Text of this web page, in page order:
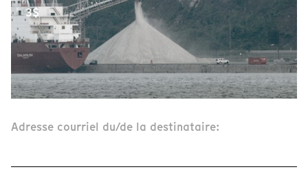
3$
Adresse courriel du/de la destinataire: